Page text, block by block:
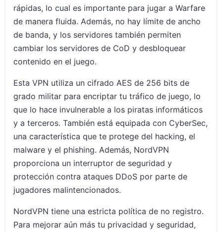
rápidas, lo cual es importante para jugar a Warfare
de manera fluida. Además, no hay límite de ancho
de banda, y los servidores también permiten
cambiar los servidores de CoD y desbloquear
contenido en el juego.
Esta VPN utiliza un cifrado AES de 256 bits de
grado militar para encriptar tu tráfico de juego, lo
que lo hace invulnerable a los piratas informáticos
y a terceros. También está equipada con CyberSec,
una característica que te protege del hacking, el
malware y el phishing. Además, NordVPN
proporciona un interruptor de seguridad y
protección contra ataques DDoS por parte de
jugadores malintencionados.
NordVPN tiene una estricta política de no registro.
Para mejorar aún más tu privacidad y seguridad,